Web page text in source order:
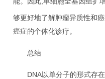
够更好地了解肿瘤异质性和
癌症的个体化诊疗。
总结
DNA以单分子的形式存